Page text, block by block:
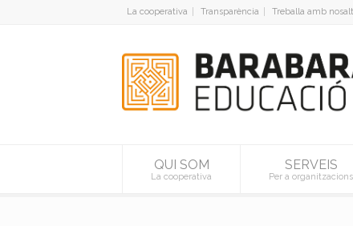
La cooperativa Transparència Treballa amb
QUI SOM
La cooperativa
SERVEIS
Per a organitzacions